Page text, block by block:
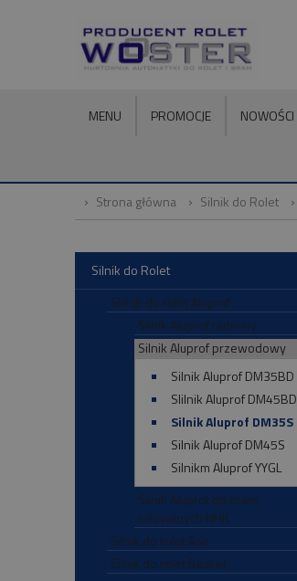
MENU PROMOCJE NOWOŚCI
Strona główna Silnik do Rolet
Silnik do Rolet
SIilnik do rolet Aluprof
Silnik Aluprof radiowy
Silnik Aluprof przewodowy
Silnik Aluprof DM35BD
SIilnik Aluprof DM45BD
Silnik Aluprof DM35S
Silnik Aluprof DM45S
Silnikm Aluprof YYGL
Silnik Aluprof do bram
rolowanych NHK
Silnik do rolet Asa
Silnik do rolet Becker